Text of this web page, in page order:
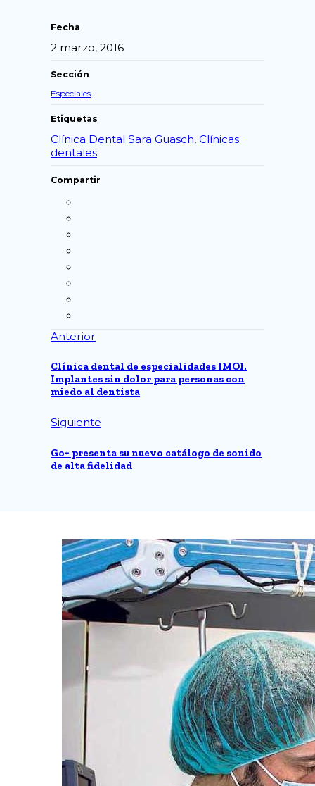
Fecha
2 marzo, 2016
Sección
Especiales
Etiquetas
Clínica Dental Sara Guasch, Clínicas
dentales
Compartir
Anterior
Clínica dental de especialidades IMOI.
Implantes sin dolor para personas con
miedo al dentista
Siguiente
Go+ presenta su nuevo catálogo de sonido
de alta fidelidad